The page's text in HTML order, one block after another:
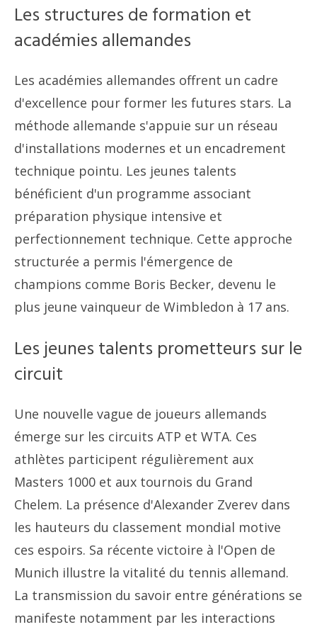
Les structures de formation et
académies allemandes
Les académies allemandes offrent un cadre
d'excellence pour former les futures stars. La
méthode allemande s'appuie sur un réseau
d'installations modernes et un encadrement
technique pointu. Les jeunes talents
bénéficient d'un programme associant
préparation physique intensive et
perfectionnement technique. Cette approche
structurée a permis l'émergence de
champions comme Boris Becker, devenu le
plus jeune vainqueur de Wimbledon à 17 ans.
Les jeunes talents prometteurs sur le
circuit
Une nouvelle vague de joueurs allemands
émerge sur les circuits ATP et WTA. Ces
athlètes participent régulièrement aux
Masters 1000 et aux tournois du Grand
Chelem. La présence d'Alexander Zverev dans
les hauteurs du classement mondial motive
ces espoirs. Sa récente victoire à l'Open de
Munich illustre la vitalité du tennis allemand.
La transmission du savoir entre générations se
manifeste notamment par les interactions